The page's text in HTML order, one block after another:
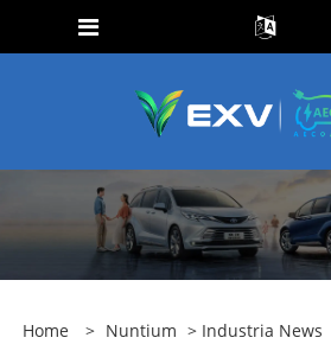
Home > Nuntium > Industria News